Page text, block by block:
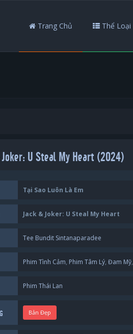
Trang Chủ Thể Loại
Joker: U Steal My Heart (2024)
Tại Sao Luôn Là Em
Jack & Joker: U Steal My Heart
Tee Bundit Sintanaparadee
Phim Tình Cảm, Phim Tâm Lý,Đam Mỹ,
Phim Thái Lan
Bản Đẹp